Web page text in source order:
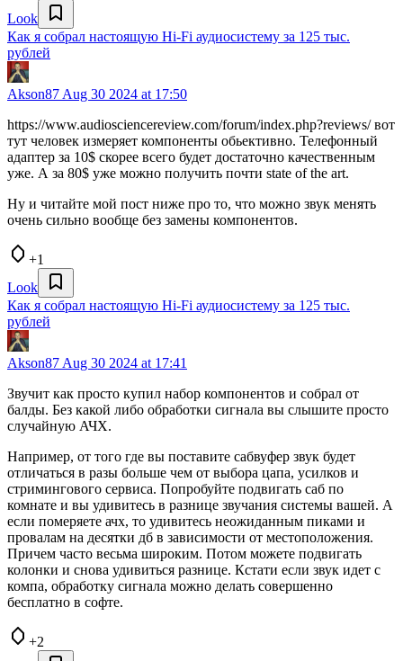
Look
Как я собрал настоящую Hi-Fi аудиосистему за 125 тыс.
рублей
Akson87 Aug 30 2024 at 17:50
https://www.audiosciencereview.com/forum/index.php?reviews/ вот
тут человек измеряет компоненты обьективно. Телефонный
адаптер за 10$ скорее всего будет достаточно качественным
уже. А за 80$ уже можно получить почти state of the art.
Ну и читайте мой пост ниже про то, что можно звук менять
очень сильно вообще без замены компонентов.
+1
Look
Как я собрал настоящую Hi-Fi аудиосистему за 125 тыс.
рублей
Akson87 Aug 30 2024 at 17:41
Звучит как просто купил набор компонентов и собрал от
балды. Без какой либо обработки сигнала вы слышите просто
случайную АЧХ.
Например, от того где вы поставите сабвуфер звук будет
отличаться в разы больше чем от выбора цапа, усилков и
стримингового сервиса. Попробуйте подвигать саб по
комнате и вы удивитесь в разнице звучания системы вашей. А
если померяете ачх, то удивитесь неожиданным пиками и
провалам на десятки дб в зависимости от местоположения.
Причем часто весьма широким. Потом можете подвигать
колонки и снова удивиться разнице. Кстати если звук идет с
компа, обработку сигнала можно делать совершенно
бесплатно в софте.
+2